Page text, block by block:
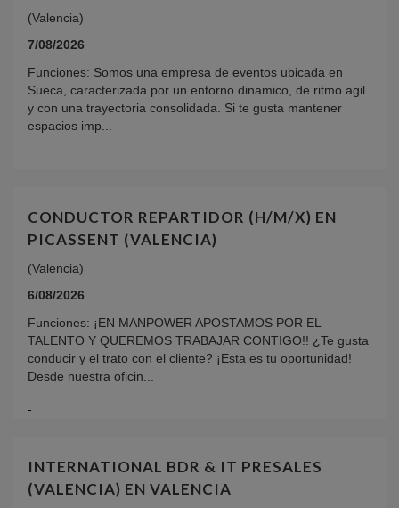
(Valencia)
7/08/2026
Funciones: Somos una empresa de eventos ubicada en
Sueca, caracterizada por un entorno dinamico, de ritmo agil
y con una trayectoria consolidada. Si te gusta mantener
espacios imp...
CONDUCTOR REPARTIDOR (H/M/X) EN
PICASSENT (VALENCIA)
(Valencia)
6/08/2026
Funciones: ¡EN MANPOWER APOSTAMOS POR EL
TALENTO Y QUEREMOS TRABAJAR CONTIGO!! ¿Te gusta
conducir y el trato con el cliente? ¡Esta es tu oportunidad!
Desde nuestra oficin...
INTERNATIONAL BDR & IT PRESALES
(VALENCIA) EN VALENCIA